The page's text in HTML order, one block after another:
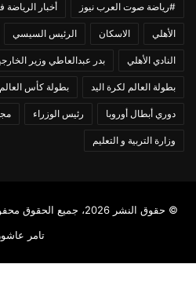
#رياضة صوت العرب نيوز أخبار
الأهلي الاسكان الرئيس السيسي
النادي الأهلي بدر عبدالعاطي وزير
بطولة العالم لكرة اليد بطولة كأس العالم
دوري أبطال أوروبا رئيس الوزراء
وزارة التربية و التعليم
© حقوق النشر 2026، جميع الحقوق محفوظة |
تامر عاشور